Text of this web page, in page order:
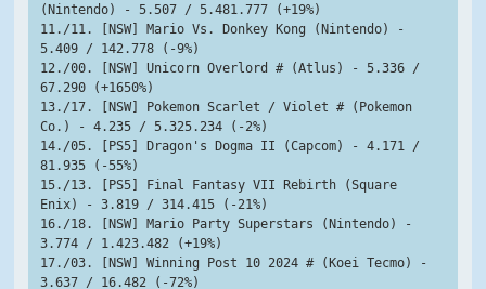
(Nintendo) - 5.507 / 5.481.777 (+19%)
11./11. [NSW] Mario Vs. Donkey Kong (Nintendo) -
5.409 / 142.778 (-9%)
12./00. [NSW] Unicorn Overlord # (Atlus) - 5.336 /
67.290 (+1650%)
13./17. [NSW] Pokemon Scarlet / Violet # (Pokemon
Co.) - 4.235 / 5.325.234 (-2%)
14./05. [PS5] Dragon's Dogma II (Capcom) - 4.171 /
81.935 (-55%)
15./13. [PS5] Final Fantasy VII Rebirth (Square
Enix) - 3.819 / 314.415 (-21%)
16./18. [NSW] Mario Party Superstars (Nintendo) -
3.774 / 1.423.482 (+19%)
17./03. [NSW] Winning Post 10 2024 # (Koei Tecmo) -
3.637 / 16.482 (-72%)